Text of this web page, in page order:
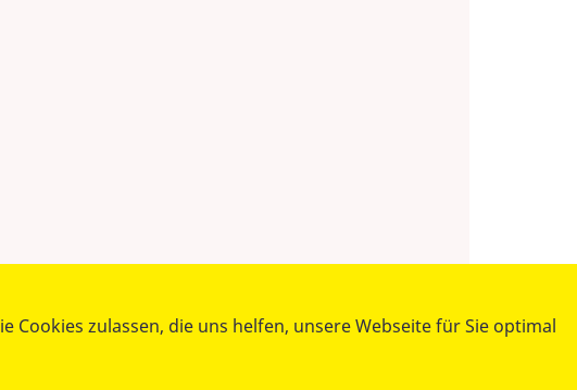
zulassen, die uns helfen, unsere Webseite für Sie optimal